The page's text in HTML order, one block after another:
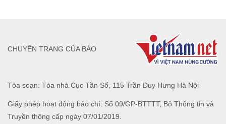
Tòa soạn: Tòa nhà Cục Tần Số, 115 Trần Duy Hưng Hà Nội
Giấy phép hoạt động báo chí: Số 09/GP-BTTTT, Bộ Thông tin và
Truyền thông cấp ngày 07/01/2019.
CHUYÊN TRANG CỦA BÁO